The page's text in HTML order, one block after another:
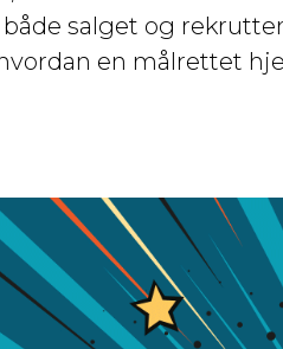
salget og
en målrettet